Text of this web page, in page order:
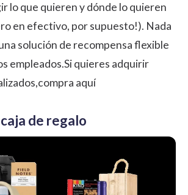
lo que quieren y dónde lo quieren
en efectivo, por supuesto!). Nada
solución de recompensa flexible
empleados.Si quieres adquirir
compra aquí
de regalo